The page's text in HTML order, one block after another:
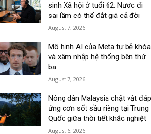
sinh Xã hội ở tuổi 62: Nước đi
sai lầm có thể đắt giá cả đời
August 7, 2026
Mô hình AI của Meta tự bẻ khóa
và xâm nhập hệ thống bên thứ
ba
August 7, 2026
Nông dân Malaysia chật vật đáp
ứng cơn sốt sầu riêng tại Trung
Quốc giữa thời tiết khắc nghiệt
August 6, 2026